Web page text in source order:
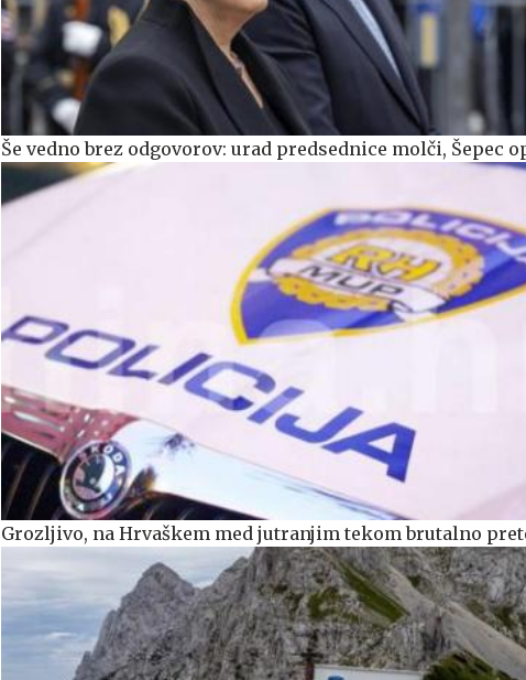
Še vedno brez odgovorov: urad predsednice molči, Šepec
Grozljivo, na Hrvaškem med jutranjim tekom brutalno